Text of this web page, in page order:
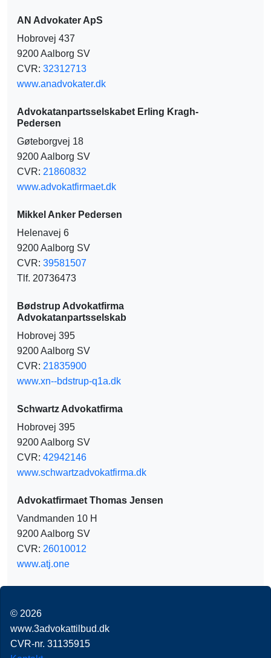
AN Advokater ApS
Hobrovej 437
9200 Aalborg SV
CVR: 32312713
www.anadvokater.dk
Advokatanpartsselskabet Erling Kragh-
Pedersen
Gøteborgvej 18
9200 Aalborg SV
CVR: 21860832
www.advokatfirmaet.dk
Mikkel Anker Pedersen
Helenavej 6
9200 Aalborg SV
CVR: 39581507
Tlf. 20736473
Bødstrup Advokatfirma
Advokatanpartsselskab
Hobrovej 395
9200 Aalborg SV
CVR: 21835900
www.xn--bdstrup-q1a.dk
Schwartz Advokatfirma
Hobrovej 395
9200 Aalborg SV
CVR: 42942146
www.schwartzadvokatfirma.dk
Advokatfirmaet Thomas Jensen
Vandmanden 10 H
9200 Aalborg SV
CVR: 26010012
www.atj.one
© 2026
www.3advokattilbud.dk
CVR-nr. 31135915